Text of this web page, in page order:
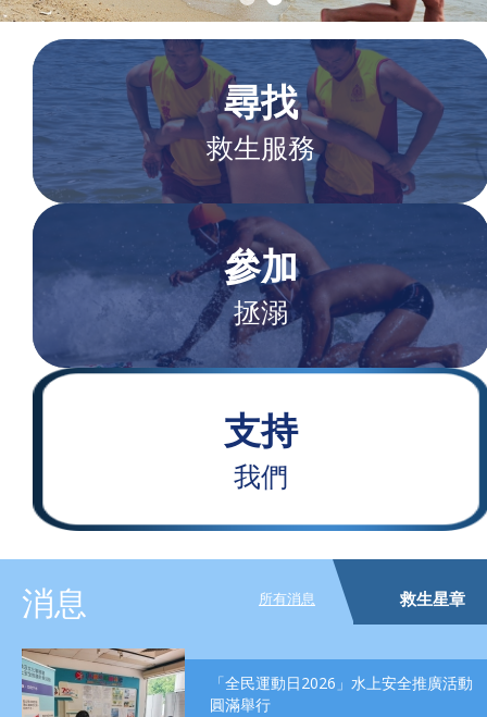
尋找
救生服務
參加
拯溺
支持
我們
消息 所有消息 救生星章
「全民運動日2026」水上安全推廣活動
圓滿舉行